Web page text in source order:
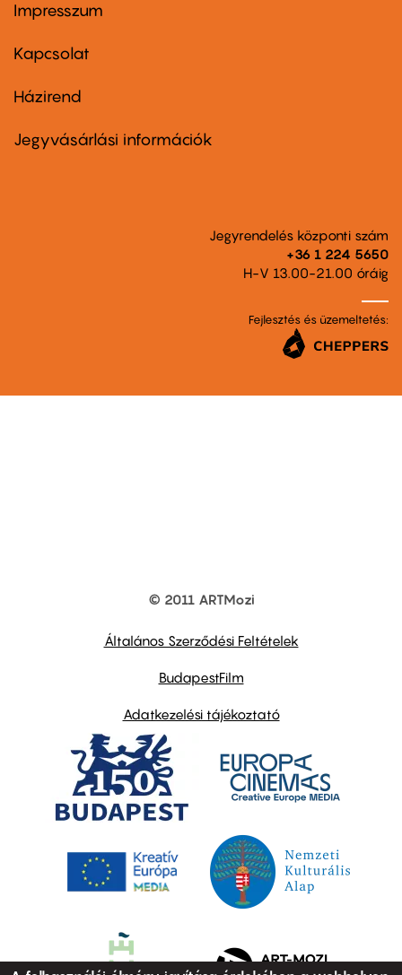
Footer
first
Impresszum
Kapcsolat
Footer
second
Házirend
Jegyvásárlási információk
Jegyrendelés központi szám
+36 1 224 5650
H-V 13.00-21.00 óráig
Fejlesztés és üzemeltetés:
© 2011 ARTMozi
Általános Szerződési Feltételek
BudapestFilm
Adatkezelési tájékoztató